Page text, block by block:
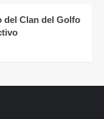
del Clan del Golfo